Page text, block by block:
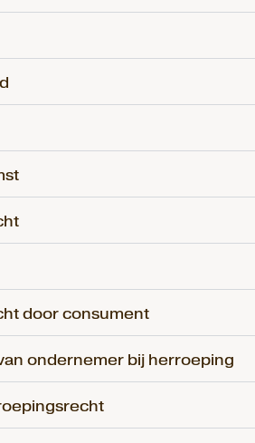
door consument
ondernemer bij herroeping